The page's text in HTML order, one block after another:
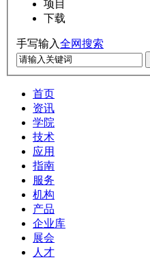
项目
下载
手写输入全网搜索
首页
资讯
学院
技术
应用
指南
服务
机构
产品
企业库
展会
人才